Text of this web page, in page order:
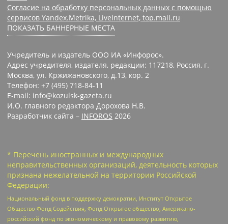
Согласие на обработку персональных данных с помощью
сервисов Yandex.Metrika, LiveInternet, top.mail.ru
ПОКАЗАТЬ БАННЕРНЫЕ МЕСТА
Учредитель и издатель ООО ИА «Инфорос».
Адрес учредителя, издателя, редакции: 117218, Россия, г.
Москва, ул. Кржижановского, д.13, кор. 2
Телефон: +7 (495) 718-84-11
E-mail: info@kozulsk-gazeta.ru
И.О. главного редактора Дорохова Н.В.
Разработчик сайта – INFOROS 2026
* Перечень иностранных и международных
неправительственных организаций, деятельность которых
признана нежелательной на территории Российской
Федерации:
Национальный фонд в поддержку демократии, Институт Открытое
Общество Фонд Содействия, Фонд Открытое общество, Американо-
российский фонд по экономическому и правовому развитию,